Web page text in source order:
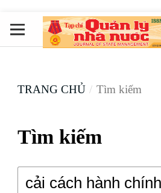
TRANG CHỦ / Tìm kiếm
Tìm kiếm